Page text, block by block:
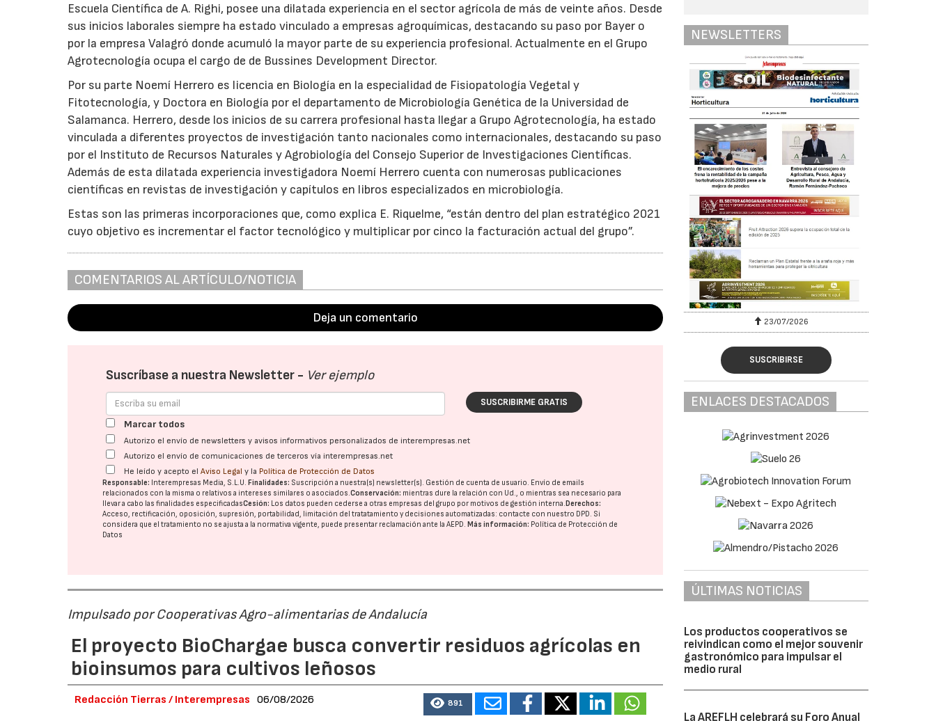
Escuela Científica de A. Righi, posee una dilatada experiencia en el sector agrícola de más de veinte años. Desde
sus inicios laborales siempre ha estado vinculado a empresas agroquímicas, destacando su paso por Bayer o
por la empresa Valagró donde acumuló la mayor parte de su experiencia profesional. Actualmente en el Grupo
Agrotecnología ocupa el cargo de de Bussines Development Director.
Por su parte Noemí Herrero es licencia en Biología en la especialidad de Fisiopatología Vegetal y
Fitotecnología, y Doctora en Biología por el departamento de Microbiología Genética de la Universidad de
Salamanca. Herrero, desde los inicios de su carrera profesional hasta llegar a Grupo Agrotecnología, ha estado
vinculada a diferentes proyectos de investigación tanto nacionales como internacionales, destacando su paso
por el Instituto de Recursos Naturales y Agrobiología del Consejo Superior de Investigaciones Científicas.
Además de esta dilatada experiencia investigadora Noemí Herrero cuenta con numerosas publicaciones
científicas en revistas de investigación y capítulos en libros especializados en microbiología.
Estas son las primeras incorporaciones que, como explica E. Riquelme, “están dentro del plan estratégico 2021
cuyo objetivo es incrementar el factor tecnológico y multiplicar por cinco la facturación actual del grupo”.
COMENTARIOS AL ARTÍCULO/NOTICIA
Deja un comentario
Suscríbase a nuestra Newsletter - Ver ejemplo
SUSCRIBIRME GRATIS
Marcar todos
Autorizo el envío de newsletters y avisos informativos personalizados de interempresas.net
Autorizo el envío de comunicaciones de terceros vía interempresas.net
He leído y acepto elAviso Legal y la Política de Protección de Datos
Responsable: Interempresas Media, S.L.U.Finalidades: Suscripción a nuestra(s) newsletter(s). Gestión de cuenta de usuario. Envío de emails
relacionados con la misma o relativos a intereses similares o asociados.Conservación: mientras dure la relación con Ud., o mientras sea necesario para
llevar a cabo las finalidades especificadasCesión: Los datos pueden cederse a otras empresas del grupo por motivos de gestión interna.Derechos:
Acceso, rectificación, oposición, supresión, portabilidad, limitación del tratatamiento y decisiones automatizadas: contacte con nuestro DPD. Si
considera que el tratamiento no se ajusta a la normativa vigente, puede presentar reclamación ante laAEPD.Más información: Política de Protección de
Datos
Impulsado por Cooperativas Agro-alimentarias de Andalucía
El proyecto BioChargae busca convertir residuos agrícolas en
bioinsumos para cultivos leñosos
Redacción Tierras / Interempresas 06/08/2026 891
NEWSLETTERS
23/07/2026 23/07/2026
SUSCRIBIRSE
ENLACES DESTACADOS
ÚLTIMAS NOTICIAS
Los productos cooperativos se
reivindican como el mejor souvenir
gastronómico para impulsar el
medio rural
La AREFLH celebrará su Foro Anual